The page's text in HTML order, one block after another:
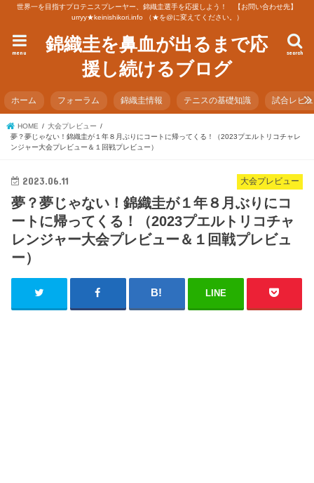
世界一を目指すプロテニスプレーヤー、錦織圭選手を応援しよう！ 【お問い合わせ先】
urryy★keinishikori.info （★を@に変えてください。）
錦織圭を鼻血が出るまで応
援し続けるブログ
search
menu
ホーム フォーラム 錦織圭情報 テニスの基礎知識 試合レビ
HOME
大会プレビュー
夢？夢じゃない！錦織圭が１年８月ぶりにコートに帰ってくる！（2023プエルトリコチャレ
ンジャー大会プレビュー＆１回戦プレビュー）
大会プレビュー
2023.06.11
夢？夢じゃない！錦織圭が１年８月ぶりにコ
ートに帰ってくる！（2023プエルトリコチャ
レンジャー大会プレビュー＆１回戦プレビュ
ー）
LINE